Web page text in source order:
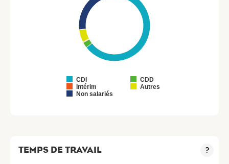
CDI
CDD
Intérim
Autres
Non salariés
TEMPS DE TRAVAIL ?